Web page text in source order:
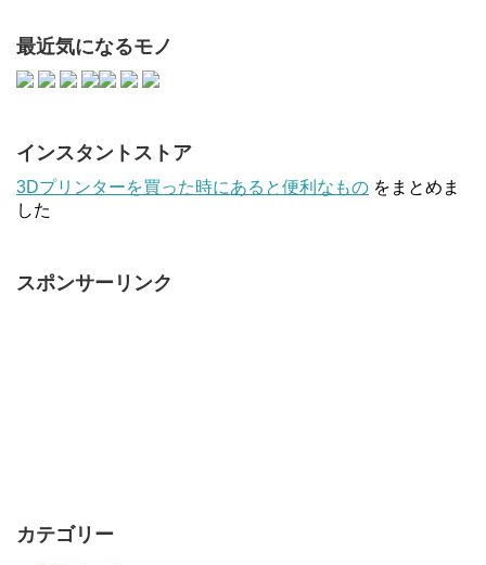
最近気になるモノ
インスタントストア
3Dプリンターを買った時にあると便利なもの をまとめま
した
スポンサーリンク
カテゴリー